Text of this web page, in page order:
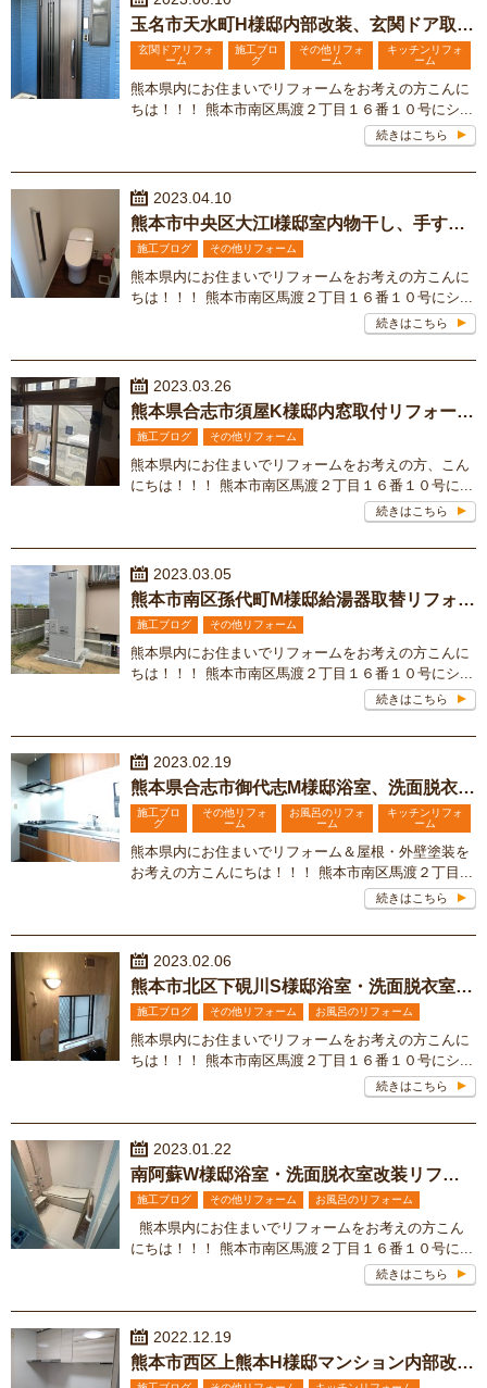
玉名市天水町H様邸内部改装、玄関ドア取替工事
玄関ドアリフォ
ーム
施工ブロ
グ
その他リフォ
ーム
キッチンリフォ
ーム
熊本県内にお住まいでリフォームをお考えの方こんに
ちは！！！ 熊本市南区馬渡２丁目１６番１０号にシ...
続きはこちら
2023.04.10
熊本市中央区大江I様邸室内物干し、手すり取付リフォーム
施工ブログ その他リフォーム
熊本県内にお住まいでリフォームをお考えの方こんに
ちは！！！ 熊本市南区馬渡２丁目１６番１０号にシ...
続きはこちら
2023.03.26
熊本県合志市須屋K様邸内窓取付リフォーム工事
施工ブログ その他リフォーム
熊本県内にお住まいでリフォームをお考えの方、こん
にちは！！！ 熊本市南区馬渡２丁目１６番１０号に...
続きはこちら
2023.03.05
熊本市南区孫代町M様邸給湯器取替リフォーム
施工ブログ その他リフォーム
熊本県内にお住まいでリフォームをお考えの方こんに
ちは！！！ 熊本市南区馬渡２丁目１６番１０号にシ...
続きはこちら
2023.02.19
熊本県合志市御代志M様邸浴室、洗面脱衣室、台所改修リフォーム工事
施工ブロ
グ
その他リフォ
ーム
お風呂のリフォ
ーム
キッチンリフォ
ーム
熊本県内にお住まいでリフォーム＆屋根・外壁塗装を
お考えの方こんにちは！！！ 熊本市南区馬渡２丁目...
続きはこちら
2023.02.06
熊本市北区下硯川S様邸浴室・洗面脱衣室改装リフォーム工事
施工ブログ その他リフォーム お風呂のリフォーム
熊本県内にお住まいでリフォームをお考えの方こんに
ちは！！！ 熊本市南区馬渡２丁目１６番１０号にシ...
続きはこちら
2023.01.22
南阿蘇W様邸浴室・洗面脱衣室改装リフォーム工事
施工ブログ その他リフォーム お風呂のリフォーム
熊本県内にお住まいでリフォームをお考えの方こん
にちは！！！ 熊本市南区馬渡２丁目１６番１０号に...
続きはこちら
2022.12.19
熊本市西区上熊本H様邸マンション内部改装リフォーム工事